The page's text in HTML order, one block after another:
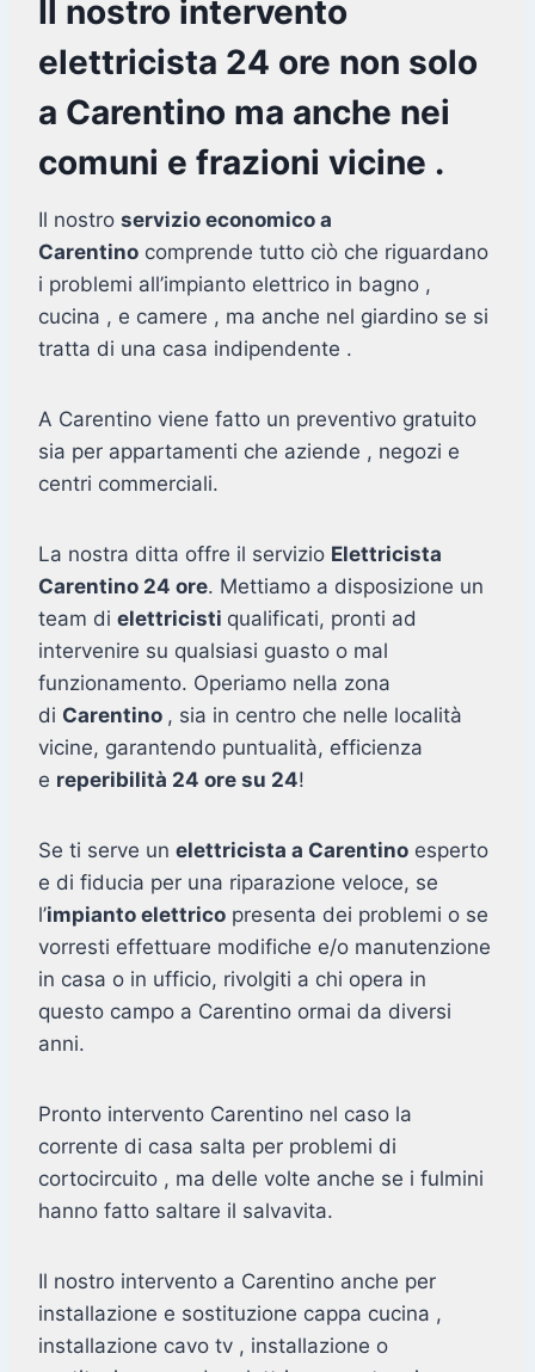
Il nostro intervento
elettricista 24 ore non solo
a Carentino ma anche nei
comuni e frazioni vicine .
Il nostro servizio economico a
Carentino comprende tutto ciò che riguardano
i problemi all’impianto elettrico in bagno ,
cucina , e camere , ma anche nel giardino se si
tratta di una casa indipendente .
A Carentino viene fatto un preventivo gratuito
sia per appartamenti che aziende , negozi e
centri commerciali.
La nostra ditta offre il servizio Elettricista
Carentino 24 ore. Mettiamo a disposizione un
team di elettricisti qualificati, pronti ad
intervenire su qualsiasi guasto o mal
funzionamento. Operiamo nella zona
di Carentino , sia in centro che nelle località
vicine, garantendo puntualità, efficienza
e reperibilità 24 ore su 24!
Se ti serve un elettricista a Carentino esperto
e di fiducia per una riparazione veloce, se
l’impianto elettrico presenta dei problemi o se
vorresti effettuare modifiche e/o manutenzione
in casa o in ufficio, rivolgiti a chi opera in
questo campo a Carentino ormai da diversi
anni.
Pronto intervento Carentino nel caso la
corrente di casa salta per problemi di
cortocircuito , ma delle volte anche se i fulmini
hanno fatto saltare il salvavita.
Il nostro intervento a Carentino anche per
installazione e sostituzione cappa cucina ,
installazione cavo tv , installazione o